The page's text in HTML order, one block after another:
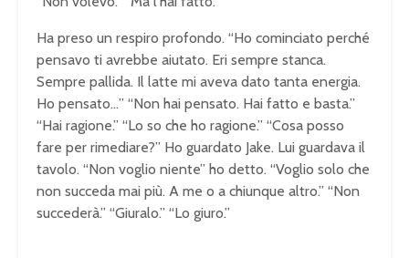
Ha preso un respiro profondo. “Ho cominciato perché
pensavo ti avrebbe aiutato. Eri sempre stanca.
Sempre pallida. Il latte mi aveva dato tanta energia.
Ho pensato…” “Non hai pensato. Hai fatto e basta.”
“Hai ragione.” “Lo so che ho ragione.” “Cosa posso
fare per rimediare?” Ho guardato Jake. Lui guardava il
tavolo. “Non voglio niente” ho detto. “Voglio solo che
non succeda mai più. A me o a chiunque altro.” “Non
succederà.” “Giuralo.” “Lo giuro.”